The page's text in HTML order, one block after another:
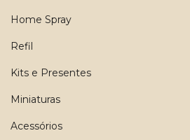
Home Spray
Refil
Kits e Presentes
Miniaturas
Acessórios